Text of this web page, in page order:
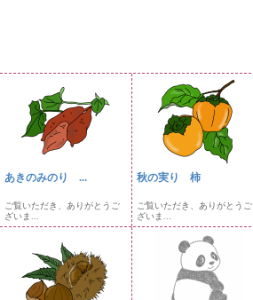
あきのみのり ...
ご覧いただき、ありがとうご
ざいま...
秋の実り 柿
ご覧いただき、ありがとうご
ざいま...